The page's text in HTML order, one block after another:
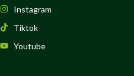
Instagram
Tiktok
Youtube